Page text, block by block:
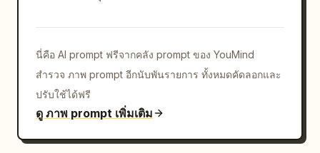
นี่คือ AI prompt ฟรีจากคลัง prompt ของ YouMind
สำรวจ ภาพ prompt อีกนับพันรายการ ทั้งหมดคัดลอกและ
ปรับใช้ได้ฟรี
ดู ภาพ prompt เพิ่มเติม